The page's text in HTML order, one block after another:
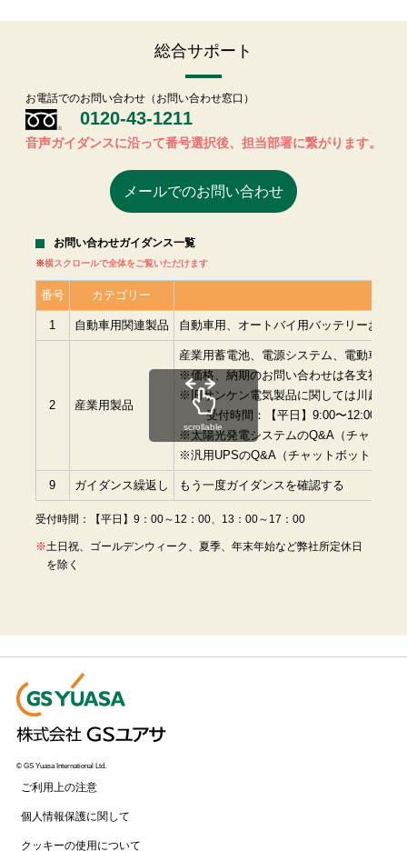
総合サポート
お電話でのお問い合わせ（お問い合わせ窓口）
0120-43-1211
音声ガイダンスに沿って番号選択後、担当部署に繋がります。
メールでのお問い合わせ
お問い合わせガイダンス一覧
横スクロールで全体をご覧いただけます
番号 カテゴリー
1 自動車用関連製品 自動車用、オートバイ用バッテリーおよ
2 産業用製品
産業用蓄電池、電源システム、電動車両
※価格、納期のお問い合わせは各支社に
※旧サンケン電気製品に関しては川越事業
受付時間：【平日】9:00〜12:00、
※太陽光発電システムのQ&A（チャット
※汎用UPSのQ&A（チャットボット）は
9 ガイダンス繰返し もう一度ガイダンスを確認する
受付時間：【平日】9：00～12：00、13：00～17：00
scrollable
土日祝、ゴールデンウィーク、夏季、年末年始など弊社所定休日
を除く
© GS Yuasa International Ltd.
ご利用上の注意
個人情報保護に関して
クッキーの使用について